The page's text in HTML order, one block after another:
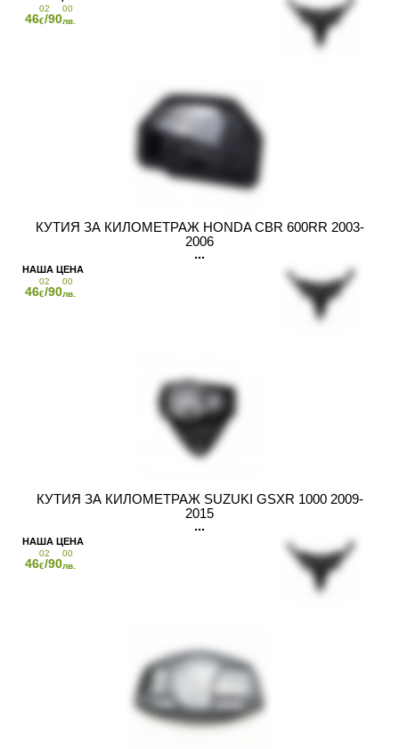
46
02
€/90
00
лв.
КУТИЯ ЗА КИЛОМЕТРАЖ HONDA CBR 600RR 2003-
2006
46
02
€/90
00
лв.
КУТИЯ ЗА КИЛОМЕТРАЖ SUZUKI GSXR 1000 2009-
2015
46
02
€/90
00
лв.